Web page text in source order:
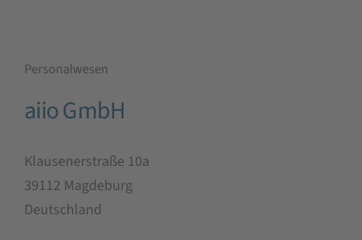
Personalwesen
aiio GmbH
Klausenerstraße 10a
39112 Magdeburg
Deutschland